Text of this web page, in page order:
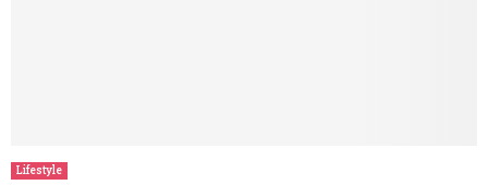
Lifestyle